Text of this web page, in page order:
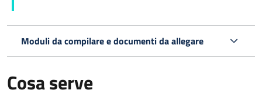
Moduli da compilare e documenti da allegare
Cosa serve